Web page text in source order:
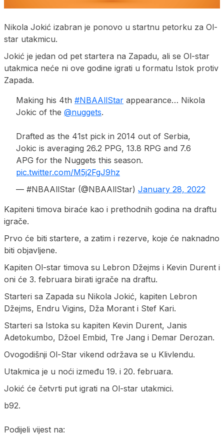
Nikola Jokić izabran je ponovo u startnu petorku za Ol-
star utakmicu.
Jokić je jedan od pet startera na Zapadu, ali se Ol-star
utakmica neće ni ove godine igrati u formatu Istok protiv
Zapada.
Making his 4th #NBAAllStar appearance… Nikola
Jokic of the @nuggets.
Drafted as the 41st pick in 2014 out of Serbia,
Jokic is averaging 26.2 PPG, 13.8 RPG and 7.6
APG for the Nuggets this season.
pic.twitter.com/M5j2FgJ9hz
— #NBAAllStar (@NBAAllStar) January 28, 2022
Kapiteni timova biraće kao i prethodnih godina na draftu
igrače.
Prvo će biti startere, a zatim i rezerve, koje će naknadno
biti objavljene.
Kapiten Ol-star timova su Lebron Džejms i Kevin Durent i
oni će 3. februara birati igrače na draftu.
Starteri sa Zapada su Nikola Jokić, kapiten Lebron
Džejms, Endru Vigins, Dža Morant i Stef Kari.
Starteri sa Istoka su kapiten Kevin Durent, Janis
Adetokumbo, Džoel Embid, Tre Jang i Demar Derozan.
Ovogodišnji Ol-Star vikend održava se u Klivlendu.
Utakmica je u noći između 19. i 20. februara.
Jokić će četvrti put igrati na Ol-star utakmici.
b92.
Podijeli vijest na: